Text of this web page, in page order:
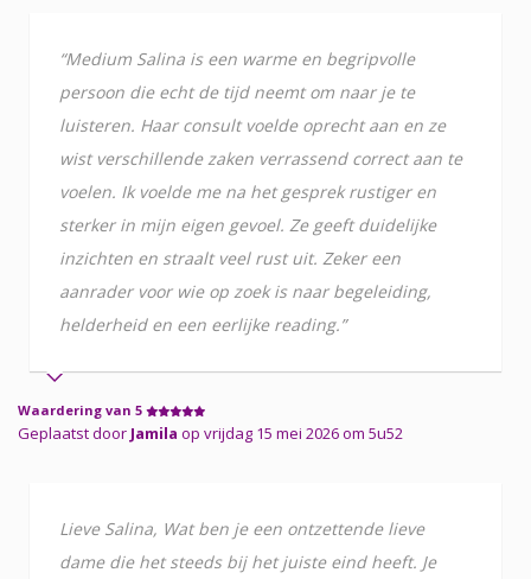
“Medium Salina is een warme en begripvolle
persoon die echt de tijd neemt om naar je te
luisteren. Haar consult voelde oprecht aan en ze
wist verschillende zaken verrassend correct aan te
voelen. Ik voelde me na het gesprek rustiger en
sterker in mijn eigen gevoel. Ze geeft duidelijke
inzichten en straalt veel rust uit. Zeker een
aanrader voor wie op zoek is naar begeleiding,
helderheid en een eerlijke reading.”
Waardering van 5
Geplaatst door Jamila op vrijdag 15 mei 2026 om 5u52
Lieve Salina, Wat ben je een ontzettende lieve
dame die het steeds bij het juiste eind heeft. Je